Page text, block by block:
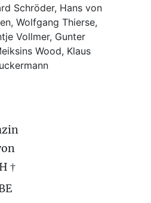
Schröder, Hans von
Wolfgang Thierse,
Vollmer, Gunter
Wood, Klaus
†